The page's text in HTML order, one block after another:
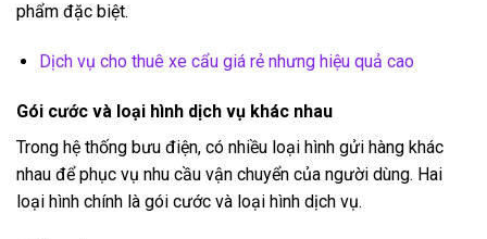
phẩm đặc biệt.
Dịch vụ cho thuê xe cẩu giá rẻ nhưng hiệu quả cao
Gói cước và loại hình dịch vụ khác nhau
Trong hệ thống bưu điện, có nhiều loại hình gửi hàng khác
nhau để phục vụ nhu cầu vận chuyển của người dùng. Hai
loại hình chính là gói cước và loại hình dịch vụ.